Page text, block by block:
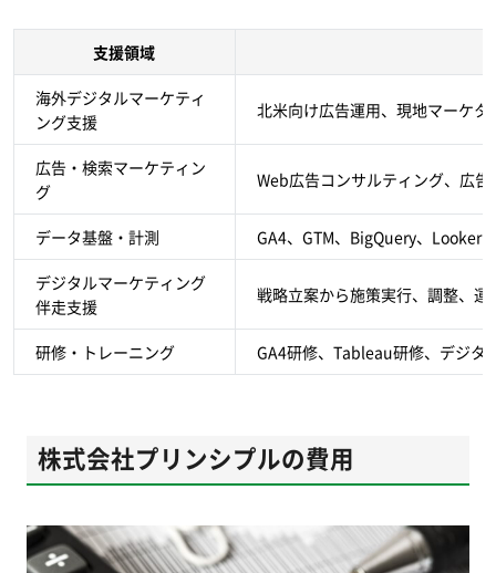
支援領域
海外デジタルマーケティ
ング支援
北米向け広告運用、現地マーケ
広告・検索マーケティン
グ
Web広告コンサルティング、広告
データ基盤・計測 GA4、GTM、BigQuery、Looker
デジタルマーケティング
伴走支援
戦略立案から施策実行、調整、運
研修・トレーニング GA4研修、Tableau研修、デジタ
株式会社プリンシプルの費用